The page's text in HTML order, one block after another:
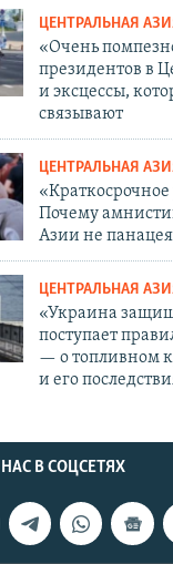
ЦЕНТРАЛЬНАЯ
«Очень
президентов в
и эксцессы,
связывают
ЦЕНТРАЛЬНАЯ
Почему
Азии не
ЦЕНТРАЛЬНАЯ
«Украина
поступает
— о топливном
и его
В СОЦСЕТЯХ